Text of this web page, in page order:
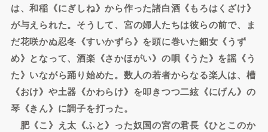
は、和稲《にぎしね》から作った諸白酒《もろはくざけ》
が与えられた。そうして、宮の婦人たちは彼らの前で、ま
だ花咲かぬ忍冬《すいかずら》を頭に巻いた鈿女《うず
め》となって、酒楽《さかほがい》の唄《うた》を謡《う
た》いながら踊り始めた。数人の若者からなる楽人は、槽
《おけ》や土器《かわらけ》を叩きつつ二絃《にげん》の
琴《きん》に調子を打った。
肥《こ》え太《ふと》った奴国の宮の君長《ひとこのか